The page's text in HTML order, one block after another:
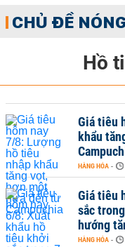
CHỦ ĐỀ
Hồ
Giá tiêu
khẩu
HÀNG HÓA -
Giá tiêu
sắc
hướng
HÀNG HÓA -